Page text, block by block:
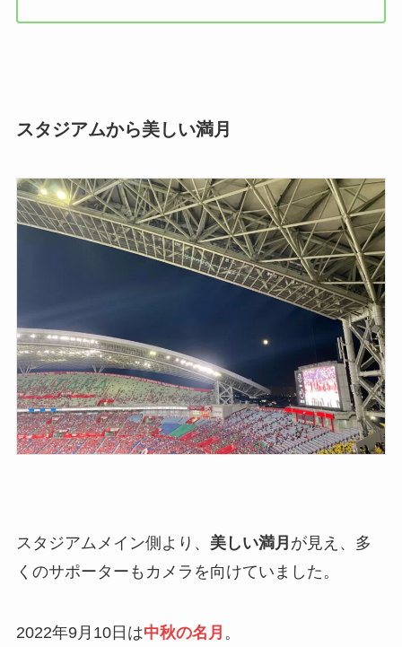
スタジアムから美しい満月
スタジアムメイン側より、 美しい満月 が見え、多
くのサポーターもカメラを向けていました。
2022年9月10日は中秋の名月 。